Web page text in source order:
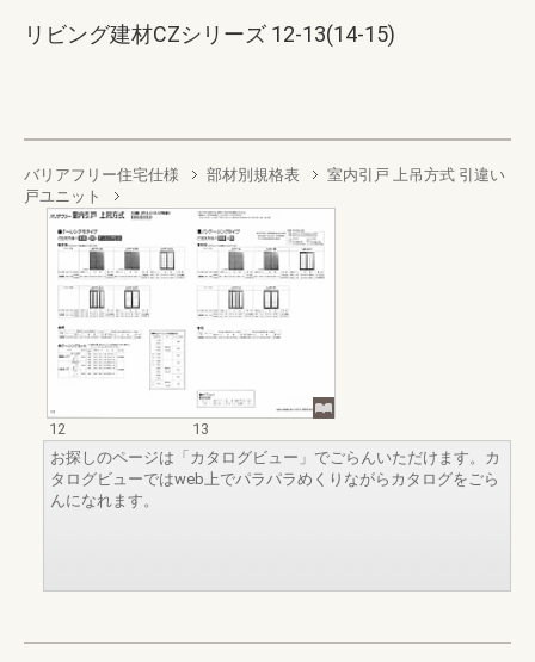
リビング建材CZシリーズ 12-13(14-15)
バリアフリー住宅仕様 部材別規格表
室内引戸 上吊方式 引違い
戸ユニット
12
13
お探しのページは「カタログビュー」でごらんいただけます。カ
タログビューではweb上でパラパラめくりながらカタログをごら
んになれます。